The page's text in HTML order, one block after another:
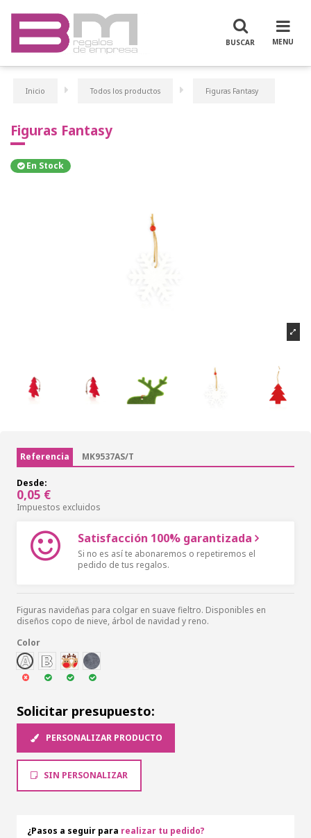
Inicio Todos los productos Figuras Fantasy
Figuras Fantasy
En Stock
Referencia MK9537AS/T
Desde:
0,05 €
Impuestos excluidos
Satisfacción 100% garantizada
Si no es así te abonaremos o repetiremos el
pedido de tus regalos.
Figuras navideñas para colgar en suave fieltro. Disponibles en
diseños copo de nieve, árbol de navidad y reno.
Color
A
B C BOLA
Solicitar presupuesto:
PERSONALIZAR PRODUCTO
SIN PERSONALIZAR
¿Pasos a seguir para realizar tu pedido?